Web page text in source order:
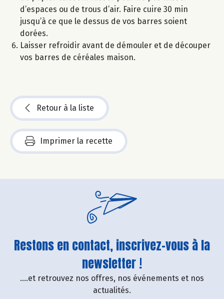
d’espaces ou de trous d’air. Faire cuire 30 min
jusqu’à ce que le dessus de vos barres soient
dorées.
Laisser refroidir avant de démouler et de découper
vos barres de céréales maison.
Retour à la liste
Imprimer la recette
Restons en contact, inscrivez-vous à la
newsletter !
....et retrouvez nos offres, nos événements et nos
actualités.